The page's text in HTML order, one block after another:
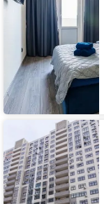
от
LetoApart
Новые
огни
от
LetoApart